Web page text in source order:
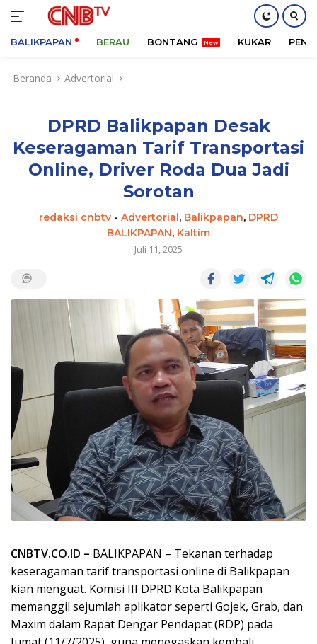
BALIKPAPAN BERAU BONTANG KUKAR
Beranda Advertorial
DPRD Balikpapan Desak
Keseragaman Tarif Transportasi
Online, Driver Roda Dua Jadi
Sorotan
redaksi cnbtv - Advertorial, Balikpapan, DPRD
BALIKPAPAN, Kaltim
Juli 11, 2025
CNBTV.CO.ID – BALIKPAPAN – Tekanan terhadap
keseragaman tarif transportasi online di Balikpapan
kian menguat. Komisi III DPRD Kota Balikpapan
memanggil sejumlah aplikator seperti Gojek, Grab, dan
Maxim dalam Rapat Dengar Pendapat (RDP) pada